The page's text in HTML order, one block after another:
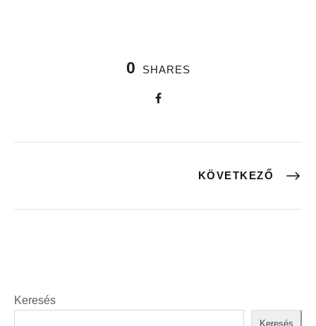
0 SHARES
KÖVETKEZŐ
Keresés
Keresés